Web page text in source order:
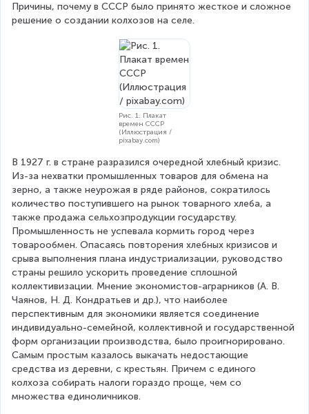
Причины, почему в СССР было принято жесткое и сложное
решение о создании колхозов на селе.
Рис. 1. Плакат
времен СССР
(Иллюстрация /
pixabay.com)
В 1927 г. в стране разразился очередной хлебный кризис.
Из-за нехватки промышленных товаров для обмена на
зерно, а также неурожая в ряде районов, сократилось
количество поступившего на рынок товарного хлеба, а
также продажа сельхозпродукции государству.
Промышленность не успевала кормить город через
товарообмен. Опасаясь повторения хлебных кризисов и
срыва выполнения плана индустриализации, руководство
страны решило ускорить проведение сплошной
коллективизации. Мнение экономистов-аграрников (А. В.
Чаянов, Н. Д. Кондратьев и др.), что наиболее
перспективным для экономики является соединение
индивидуально-семейной, коллективной и государственной
форм организации производства, было проигнорировано.
Самым простым казалось выкачать недостающие
средства из деревни, с крестьян. Причем с единого
колхоза собирать налоги гораздо проще, чем со
множества единоличников.